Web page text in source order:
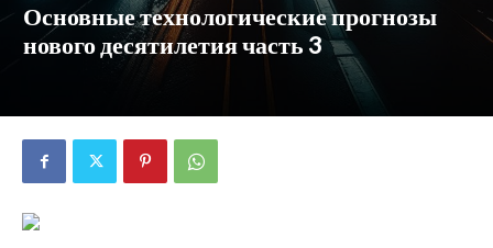
Основные технологические прогнозы
нового десятилетия часть 3